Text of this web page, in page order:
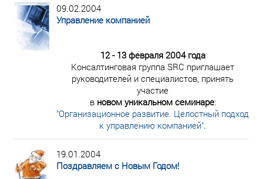
09.02.2004
Управление компанией
12 - 13 февраля 2004 года
Консалтинговая группа SRC приглашает
руководителей и специалистов, принять
участие
в новом уникальном семинаре:
"Организационное развитие. Целостный подход
к управлению компанией".
19.01.2004
Поздравляем с Новым Годом!